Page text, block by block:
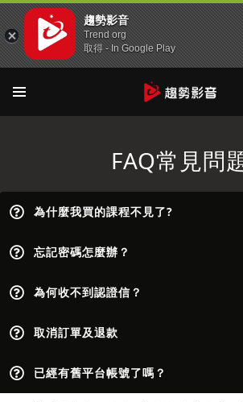
FAQ常見問
為什麼我買的課程不見了?
忘記密碼怎麼辦？
為何收不到認證信？
取消訂單及退款
已經有舊平台帳號了嗎？
趨勢影音
Trend org
取得 - In Google Play